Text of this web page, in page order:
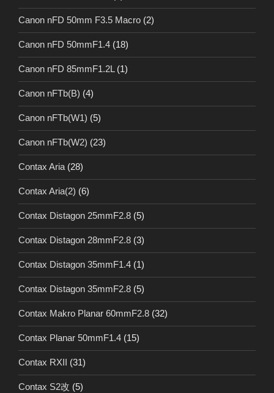
Canon nFD 50mm F3.5 Macro (2)
Canon nFD 50mmF1.4 (18)
Canon nFD 85mmF1.2L (1)
Canon nFTb(B) (4)
Canon nFTb(W1) (5)
Canon nFTb(W2) (23)
Contax Aria (28)
Contax Aria(2) (6)
Contax Distagon 25mmF2.8 (5)
Contax Distagon 28mmF2.8 (3)
Contax Distagon 35mmF1.4 (1)
Contax Distagon 35mmF2.8 (5)
Contax Makro Planar 60mmF2.8 (32)
Contax Planar 50mmF1.4 (15)
Contax RXII (31)
Contax S2改 (5)